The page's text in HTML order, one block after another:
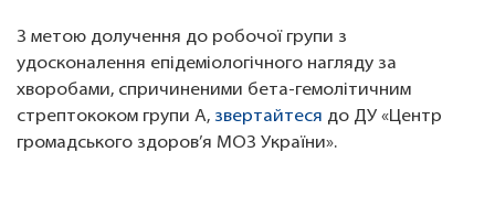
З метою долучення до робочої групи з
удосконалення епідеміологічного нагляду за
хворобами, спричиненими бета-гемолітичним
стрептококом групи А, звертайтеся до ДУ «Центр
громадського здоров’я МОЗ України».